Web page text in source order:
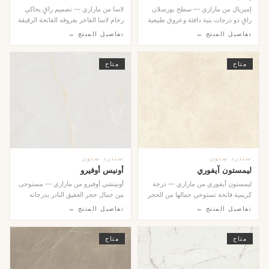
إمبريال من مارازي — سطح بورسلان
راقٍ ذو درجات بنية دافئة وعروق طبيعية
أنيقة تُضف...
تفاصيل المنتج ←
لاسا من مارازي — تصميم راقٍ يحاكي
رخام لاسا الفاخر بعروقه الفاتحة الرقيقة
على خل...
تفاصيل المنتج ←
متاح
سنترد ستون
ليمستون آيفوري
ليمستون آيفوري من مارازي — درجة
كريمية فاتحة تستوحي جمالها من الحجر
الجيري الطبي...
تفاصيل المنتج ←
متاح
سنترد ستون
أونيس أوفيرو
أونيتشي أوفيرو من مارازي — مستوحى
من جمال حجر العقيق النادر بدرجاته
الزيتونية وا...
تفاصيل المنتج ←
متاح متاح